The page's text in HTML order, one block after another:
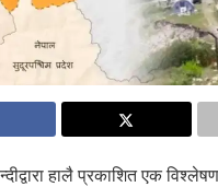
हालै प्रकाशित एक